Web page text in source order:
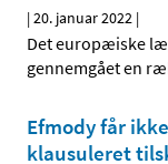
|20. januar 2022 |
Det europæiske
gennemgået en
Efmody får
klausuleret